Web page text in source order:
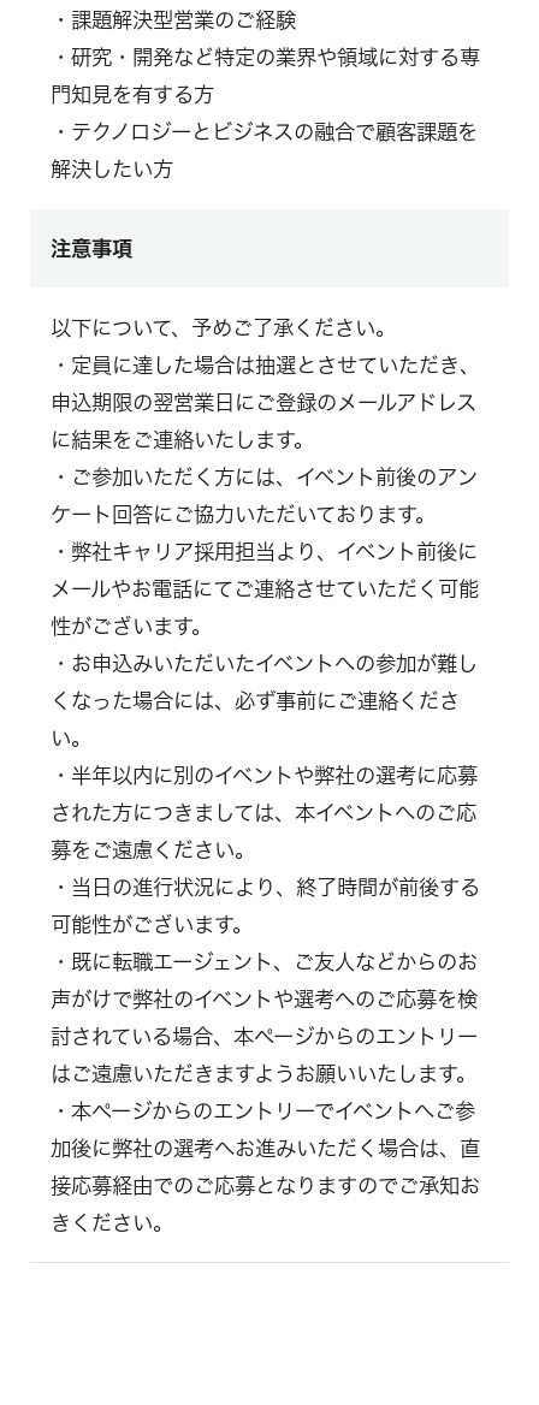
・課題解決型営業のご経験
・研究・開発など特定の業界や領域に対する専
門知見を有する方
・テクノロジーとビジネスの融合で顧客課題を
解決したい方
注意事項
以下について、予めご了承ください。
・定員に達した場合は抽選とさせていただき、
申込期限の翌営業日にご登録のメールアドレス
に結果をご連絡いたします。
・ご参加いただく方には、イベント前後のアン
ケート回答にご協力いただいております。
・弊社キャリア採用担当より、イベント前後に
メールやお電話にてご連絡させていただく可能
性がございます。
・お申込みいただいたイベントへの参加が難し
くなった場合には、必ず事前にご連絡くださ
い。
・半年以内に別のイベントや弊社の選考に応募
された方につきましては、本イベントへのご応
募をご遠慮ください。
・当日の進行状況により、終了時間が前後する
可能性がございます。
・既に転職エージェント、ご友人などからのお
声がけで弊社のイベントや選考へのご応募を検
討されている場合、本ページからのエントリー
はご遠慮いただきますようお願いいたします。
・本ページからのエントリーでイベントへご参
加後に弊社の選考へお進みいただく場合は、直
接応募経由でのご応募となりますのでご承知お
きください。